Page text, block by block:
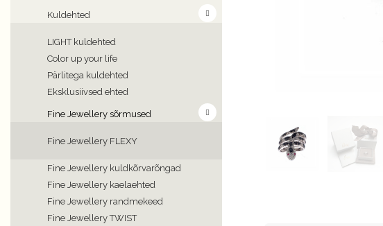
Kuldehted
LIGHT kuldehted
Color up your life
Pärlitega kuldehted
Eksklusiivsed ehted
Fine Jewellery sõrmused
Fine Jewellery FLEXY
Fine Jewellery kuldkõrvarõngad
Fine Jewellery kaelaehted
Fine Jewellery randmekeed
Fine Jewellery TWIST